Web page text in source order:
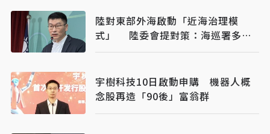
陸對東部外海啟動「近海治理模
式」 陸委會提對策：海巡署多加
油
宇樹科技10日啟動申購 機器人概
念股再造「90後」富翁群